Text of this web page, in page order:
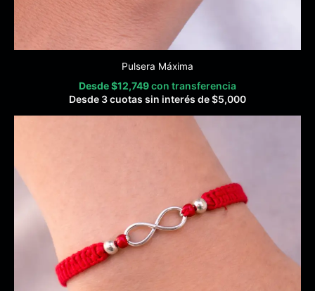
Pulsera Máxima
Desde$12,749con transferencia
Desde 3 cuotas sin interés de$5,000